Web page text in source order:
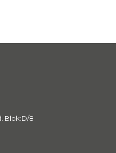
Blok:D/8